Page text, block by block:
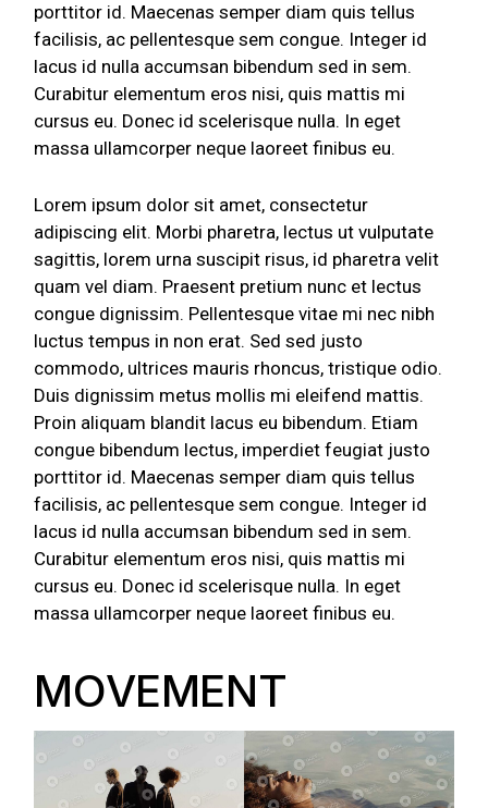
porttitor id. Maecenas semper diam quis tellus
facilisis, ac pellentesque sem congue. Integer id
lacus id nulla accumsan bibendum sed in sem.
Curabitur elementum eros nisi, quis mattis mi
cursus eu. Donec id scelerisque nulla. In eget
massa ullamcorper neque laoreet finibus eu.
Lorem ipsum dolor sit amet, consectetur
adipiscing elit. Morbi pharetra, lectus ut vulputate
sagittis, lorem urna suscipit risus, id pharetra velit
quam vel diam. Praesent pretium nunc et lectus
congue dignissim. Pellentesque vitae mi nec nibh
luctus tempus in non erat. Sed sed justo
commodo, ultrices mauris rhoncus, tristique odio.
Duis dignissim metus mollis mi eleifend mattis.
Proin aliquam blandit lacus eu bibendum. Etiam
congue bibendum lectus, imperdiet feugiat justo
porttitor id. Maecenas semper diam quis tellus
facilisis, ac pellentesque sem congue. Integer id
lacus id nulla accumsan bibendum sed in sem.
Curabitur elementum eros nisi, quis mattis mi
cursus eu. Donec id scelerisque nulla. In eget
massa ullamcorper neque laoreet finibus eu.
MOVEMENT